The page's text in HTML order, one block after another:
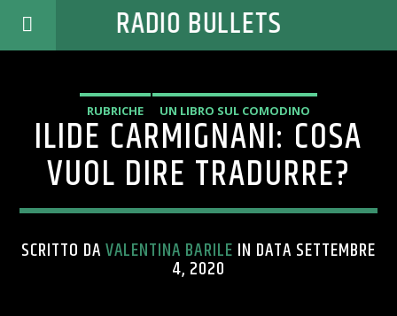
RADIO BULLETS
RUBRICHE UN LIBRO SUL COMODINO
ILIDE CARMIGNANI: COSA
VUOL DIRE TRADURRE?
SCRITTO DAVALENTINA BARILE IN DATA SETTEMBRE
4, 2020